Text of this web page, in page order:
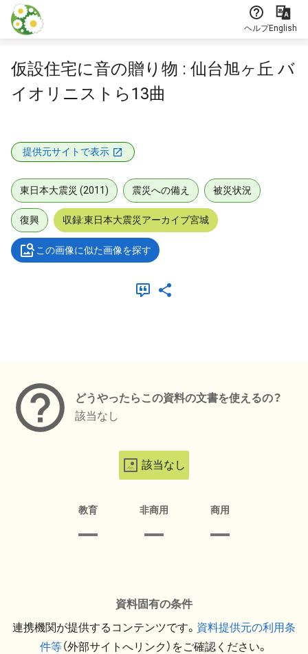
本文に飛ぶ
ヘルプEnglish
仮設住宅に音の贈り物 : 仙台旭ヶ丘 バ
イオリニストら13曲
提供元サイトで表示
東日本大震災 (2011) 震災への備え 被災状況
復興 収録:東日本大震災アーカイブ宮城
この画像に似た画像を探す
どうやったらこの資料の文書を使えるの？
該当なし
該当なし
教育 非商用 商用
資料固有の条件
連携機関が提供するコンテンツです。 資料提供元の利用条
件等（外部サイトへリンク）をご確認ください。